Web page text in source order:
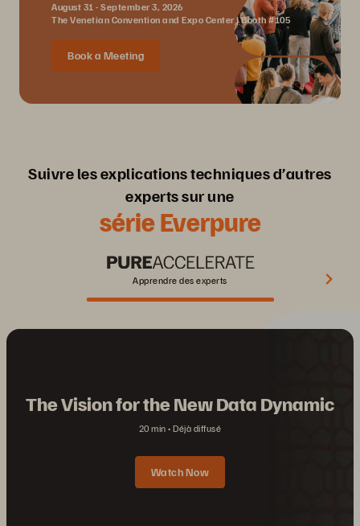
August 31 - September 3, 2026
The Venetian Convention and Expo Center | Booth #105
Book a Meeting
Suivre les explications techniques d’autres
experts sur une
série Everpure
Apprendre des experts
The Vision for the New Data Dynamic
20 min Déjà diffusé
Watch Now